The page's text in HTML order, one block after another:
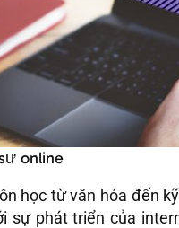
online
học từ văn hóa đến
sự phát triển của